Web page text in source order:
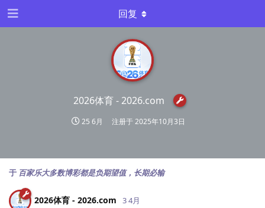
2026体育 - 2026.​com
25 6月 注册于2025年10月3日
回复
于 百家乐大多数博彩都是负期望值，长期必输
2026体育 - 2026.​com 3 4月